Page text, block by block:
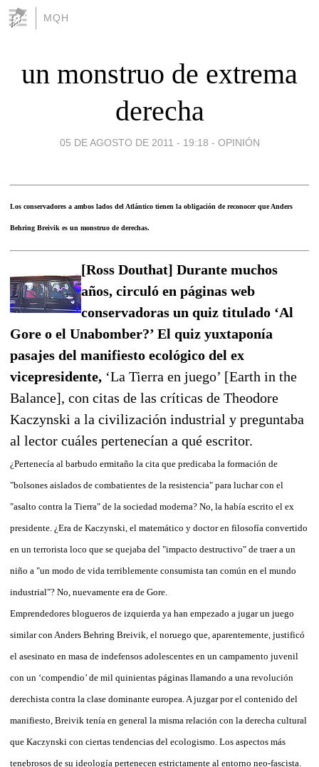
MQH
un monstruo de extrema
derecha
05 DE AGOSTO DE 2011 - 19:18 - OPINIÓN
Los conservadores a ambos lados del Atlántico tienen la obligación de reconocer que Anders
Behring Breivik es un monstruo de derechas.
[Ross Douthat] Durante muchos
años, circuló en páginas web
conservadoras un quiz titulado ‘Al
Gore o el Unabomber?’ El quiz yuxtaponía
pasajes del manifiesto ecológico del ex
vicepresidente, ‘La Tierra en juego’ [Earth in the
Balance], con citas de las críticas de Theodore
Kaczynski a la civilización industrial y preguntaba
al lector cuáles pertenecían a qué escritor.
¿Pertenecía al barbudo ermitaño la cita que predicaba la formación de
"bolsones aislados de combatientes de la resistencia" para luchar con el
"asalto contra la Tierra" de la sociedad moderna? No, la había escrito el ex
presidente. ¿Era de Kaczynski, el matemático y doctor en filosofía convertido
en un terrorista loco que se quejaba del "impacto destructivo" de traer a un
niño a "un modo de vida terriblemente consumista tan común en el mundo
industrial"? No, nuevamente era de Gore.
Emprendedores blogueros de izquierda ya han empezado a jugar un juego
similar con Anders Behring Breivik, el noruego que, aparentemente, justificó
el asesinato en masa de indefensos adolescentes en un campamento juvenil
con un ‘compendio’ de mil quinientas páginas llamando a una revolución
derechista contra la clase dominante europea. A juzgar por el contenido del
manifiesto, Breivik tenía en general la misma relación con la derecha cultural
que Kaczynski con ciertas tendencias del ecologismo. Los aspectos más
tenebrosos de su ideología pertenecen estrictamente al entorno neo-fascista.